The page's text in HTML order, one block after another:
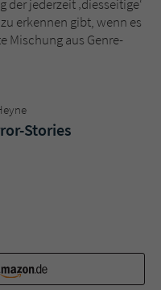
jederzeit ‚diesseitige‘
erkennen gibt, wenn es
Mischung aus Genre-
Stories